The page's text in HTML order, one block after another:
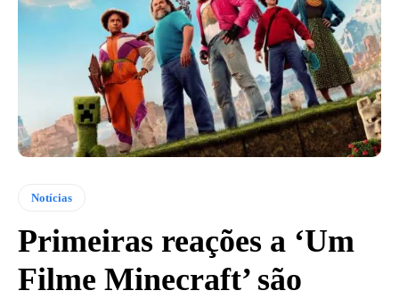
Notícias
Primeiras reações a ‘Um
Filme Minecraft’ são